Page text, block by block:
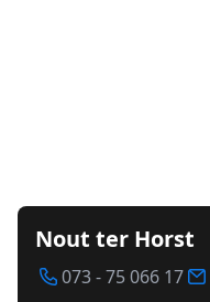
Nout ter Horst
073 - 75 066 17